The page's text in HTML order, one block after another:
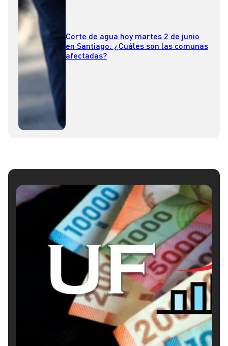
Corte de agua hoy martes 2 de junio
en Santiago: ¿Cuáles son las comunas
afectadas?